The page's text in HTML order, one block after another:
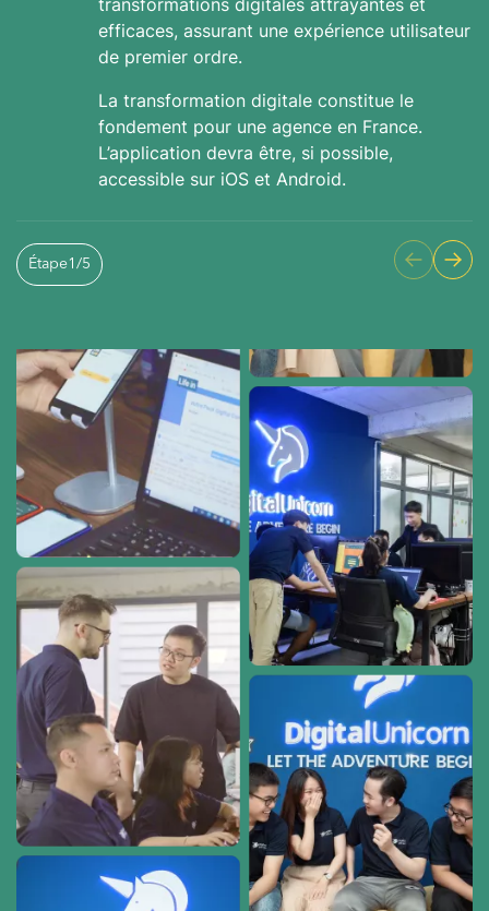
transformations digitales attrayantes et
efficaces, assurant une expérience utilisateur
de premier ordre.
La transformation digitale constitue le
fondement pour une agence en France.
L’application devra être, si possible,
accessible sur iOS et Android.
Étape1 /5